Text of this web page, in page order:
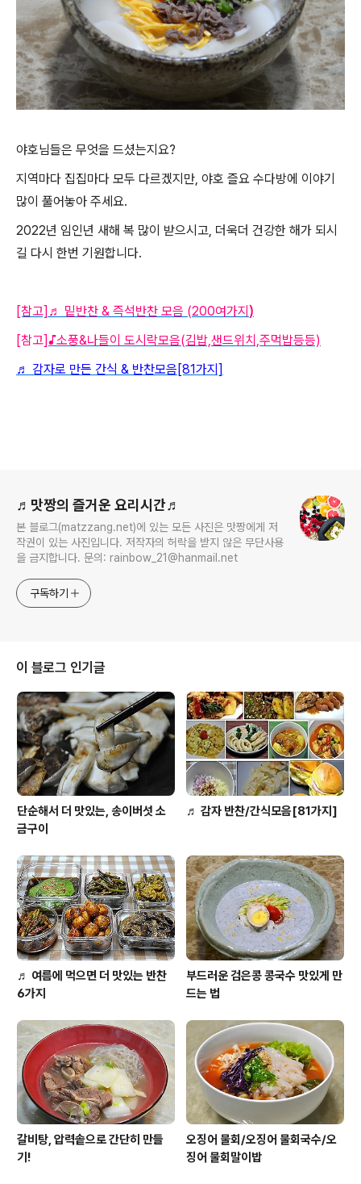
야호님들은 무엇을 드셨는지요?
지역마다 집집마다 모두 다르겠지만, 야호 즐요 수다방에 이야기
많이 풀어놓아 주세요.
2022년 임인년 새해 복 많이 받으시고, 더욱더 건강한 해가 되시
길 다시 한번 기원합니다.
[참고] ♬ 밑반찬 & 즉석반찬 모음 (200여가지)
[참고]♪소풍&나들이 도시락모음(김밥,샌드위치,주먹밥등등)
♬ 감자로 만든 간식 & 반찬모음[81가지]
♬맛짱의 즐거운 요리시간♬
본 블로그(matzzang.net)에 있는 모든 사진은 맛짱에게 저
작권이 있는 사진입니다. 저작자의 허락을 받지 않은 무단사용
을 금지합니다. 문의: rainbow_21@hanmail.net
구독하기
이 블로그 인기글
단순해서 더 맛있는, 송이버섯 소
금구이
♬ 감자 반찬/간식모음[81가지]
♬ 여름에 먹으면 더 맛있는 반찬
6가지
부드러운 검은콩 콩국수 맛있게 만
드는 법
갈비탕, 압력솥으로 간단히 만들
기!
오징어 물회/오징어 물회국수/오
징어 물회말이밥